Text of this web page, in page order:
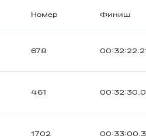
Номер Финиш
678
461
1702